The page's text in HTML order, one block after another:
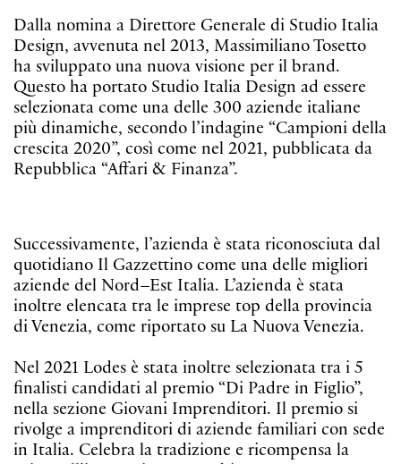
Dalla nomina a Direttore Generale di Studio Italia
Design, avvenuta nel 2013, Massimiliano Tosetto
ha sviluppato una nuova visione per il brand.
Questo ha portato Studio Italia Design ad essere
selezionata come una delle 300 aziende italiane
più dinamiche, secondo l’indagine “Campioni della
crescita 2020”, così come nel 2021, pubblicata da
Repubblica “Affari & Finanza”.
Successivamente, l’azienda è stata riconosciuta dal
quotidiano Il Gazzettino come una delle migliori
aziende del Nord–Est Italia. L’azienda è stata
inoltre elencata tra le imprese top della provincia
di Venezia, come riportato su La Nuova Venezia.
Nel 2021 Lodes è stata inoltre selezionata tra i 5
finalisti candidati al premio “Di Padre in Figlio”,
nella sezione Giovani Imprenditori. Il premio si
rivolge a imprenditori di aziende familiari con sede
in Italia. Celebra la tradizione e ricompensa la